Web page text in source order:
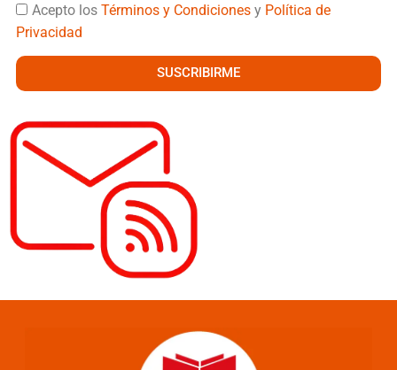
Acepto los Términos y Condicionesy Política de
Privacidad
SUSCRIBIRME